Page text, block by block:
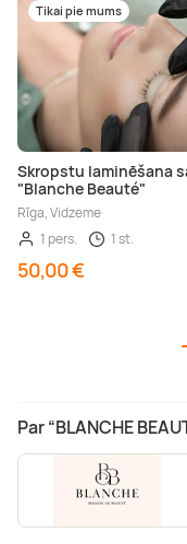
Tikai pie mums
Skropstu laminēšana
"Blanche Beauté"
Rīga, Vidzeme
1 pers.
1 st.
50,00 €
Par “BLANCHE